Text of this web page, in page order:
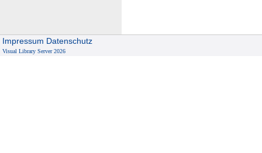
Impressum Datenschutz
Visual Library Server 2026